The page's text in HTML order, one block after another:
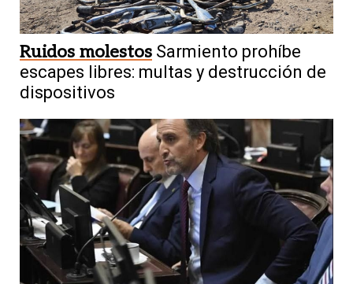
Ruidos molestos Sarmiento prohíbe
escapes libres: multas y destrucción de
dispositivos